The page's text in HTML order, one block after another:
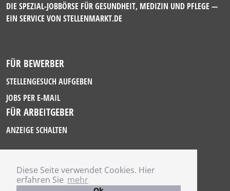
Diese Seite verwendet Cookies. Hier
erfahren Sie mehr
DIE SPEZIAL-JOBBÖRSE FÜR GESUNDHEIT, MEDIZIN UND PFLEGE —
EIN SERVICE VON STELLENMARKT.DE
FÜR BEWERBER
STELLENGESUCH AUFGEBEN
JOBS PER E-MAIL
FÜR ARBEITGEBER
ANZEIGE SCHALTEN
IMPRESSUM
DATENSCHUTZ